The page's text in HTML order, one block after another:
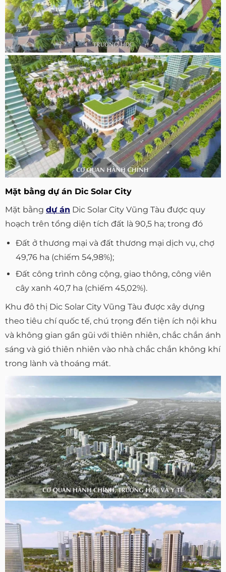
Mặt bằng dự án Dic Solar City
Mặt bằng dự án Dic Solar City Vũng Tàu được quy
hoạch trên tổng diện tích đất là 90,5 ha; trong đó
Đất ở thương mại và đất thương mại dịch vụ, chợ
49,76 ha (chiếm 54,98%);
Đất công trình công cộng, giao thông, công viên
cây xanh 40,7 ha (chiếm 45,02%).
Khu đô thị Dic Solar City Vũng Tàu được xây dựng
theo tiêu chí quốc tế, chú trọng đến tiện ích nội khu
và không gian gần gũi với thiên nhiên, chắc chắn ánh
sáng và gió thiên nhiên vào nhà chắc chắn không khí
trong lành và thoáng mát.